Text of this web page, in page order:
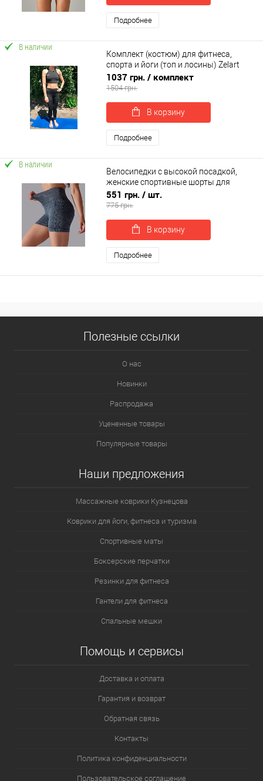
Подробнее
В наличии
Комплект (костюм) для фитнеса,
спорта и йоги (топ и лосины) Zelart
(CO-8175)
1037 грн. / комплект
1504 грн.
В корзину
Подробнее
В наличии
Велосипедки с высокой посадкой,
женские спортивные шорты для
фитнеса и йоги OSPORT (os-0004-1)
551 грн. / шт.
775 грн.
В корзину
Подробнее
Полезные ссылки
О нас
Новинки
Распродажа
Уцененные товары
Популярные товары
Наши предложения
Массажные коврики Кузнецова
Коврики для йоги, фитнеса и туризма
Спортивные маты
Боксерские перчатки
Резинки для фитнеса
Гантели для фитнеса
Спальные мешки
Помощь и сервисы
Доставка и оплата
Гарантия и возврат
Обратная связь
Контакты
Политика конфиденциальности
Пользовательское соглашение